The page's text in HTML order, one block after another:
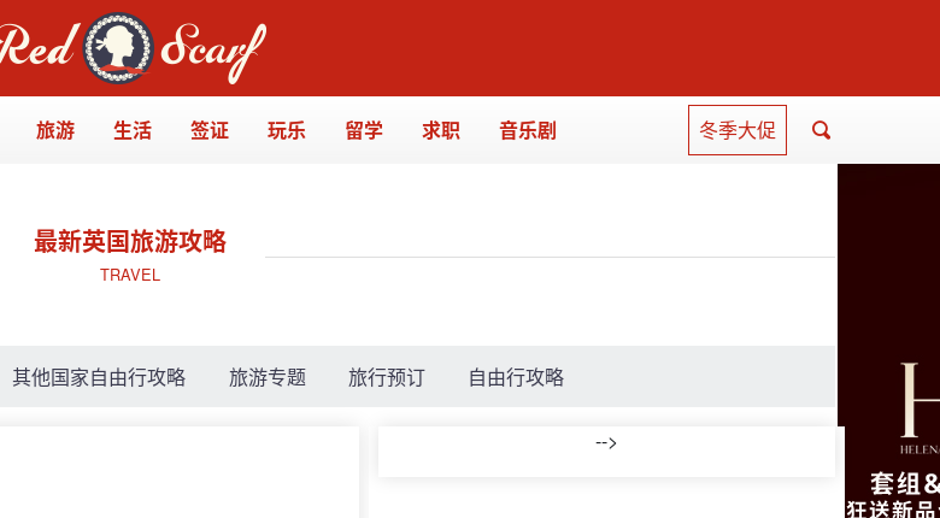
旅游 生活 签证 玩乐 留学 求职 音乐剧 冬季大促
最新英国旅游攻略
TRAVEL
其他国家自由行攻略 旅游专题 旅行预订 自由行攻略
-->